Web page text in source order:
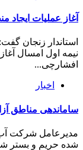
آغاز عملیات ایجاد
استاندار زنجان
نیمه اول امسال
افشارچی...
اخبار
ساماندهی مناطق
مدیرعامل شرکت آب
شده حریم و بستر